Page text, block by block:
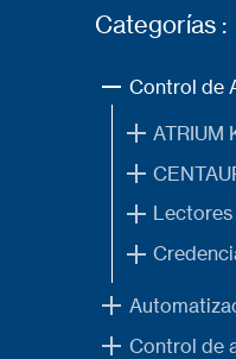
Categorías :
Control de
ATRIUM
Lectores
Control de